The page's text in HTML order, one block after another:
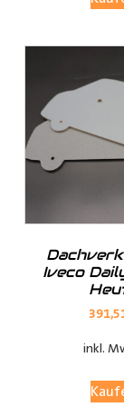
(je nach
Fensterteile:
Ø Fensterloser
Fenster
Ø Fenster im
Schiebtür(en)
Iveco
inkl.